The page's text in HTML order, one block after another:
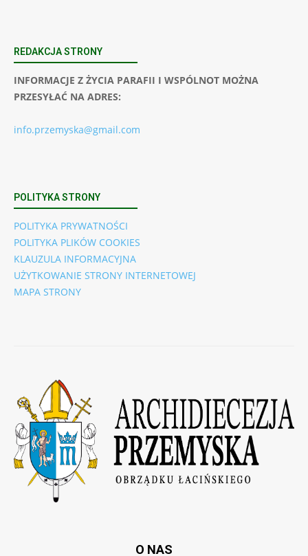
REDAKCJA STRONY
INFORMACJE Z ŻYCIA PARAFII I WSPÓLNOT MOŻNA
PRZESYŁAĆ NA ADRES:
info.przemyska@gmail.com
POLITYKA STRONY
POLITYKA PRYWATNOŚCI
POLITYKA PLIKÓW COOKIES
KLAUZULA INFORMACYJNA
UŻYTKOWANIE STRONY INTERNETOWEJ
MAPA STRONY
O NAS